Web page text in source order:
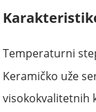
Temperaturni
Keramičko uže
visokokvalitetnih